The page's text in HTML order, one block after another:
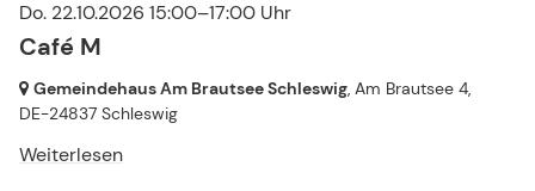
Do. 22.10.2026 15:00–17:00 Uhr
Café M
Gemeindehaus Am Brautsee Schleswig, Am Brautsee 4,
DE-24837 Schleswig
Weiterlesen